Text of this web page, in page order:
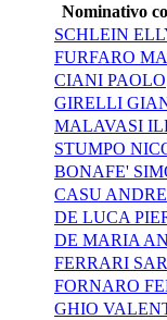
Nominativo
SCHLEIN
FURFARO
CIANI PAOLO
GIRELLI
MALAVASI
STUMPO
BONAFE'
CASU
DE LUCA
DE MARIA
FERRARI
FORNARO
GHIO